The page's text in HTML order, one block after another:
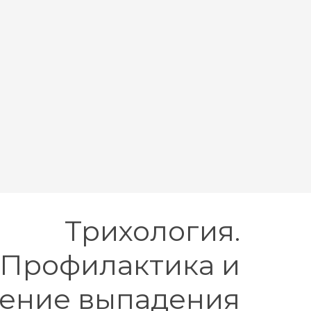
Трихология.
Профилактика и
выпадения